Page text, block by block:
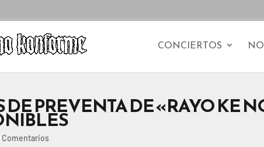
CONCIERTOS
DE PREVENTA DE «RAYO KE
Comentarios